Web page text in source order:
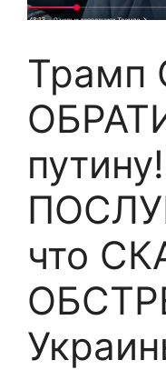
путину!
что